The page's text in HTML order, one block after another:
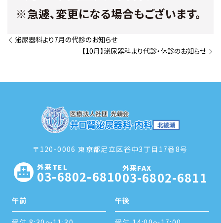
※急遽、変更になる場合もございます。
泌尿器科より7月の代診のお知らせ
【10月】泌尿器科より代診・休診のお知らせ
〒120-0006 東京都足立区谷中3丁目17番8号
外来TEL
03-6802-6810外来FAX
03-6802-6811
午前 午後